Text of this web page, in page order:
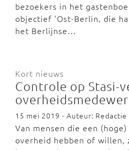
bezoekers in het
objectief 'Ost-Berlin, die
het Berlijnse…
Kort nieuws
Controle op Stasi-
15 mei 2019 - Auteur:
Van mensen die een
overheid hebben of willen,